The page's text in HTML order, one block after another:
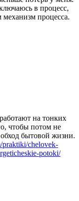
в процесс,
процесса.
на тонких
чтобы потом не
бытовой жизни.
praktiki/chelovek-
potoki/